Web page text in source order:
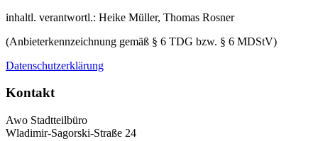
inhaltl. verantwortl.: Heike Müller, Thomas Rosner
(Anbieterkennzeichnung gemäß § 6 TDG bzw. § 6 MDStV)
Datenschutzerklärung
Kontakt
Awo Stadtteilbüro
Wladimir-Sagorski-Straße 24